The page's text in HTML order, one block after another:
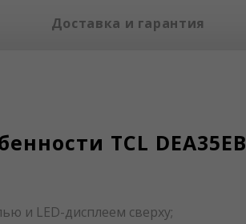
Доставка и гарантия
TCL DEA35EB
и LED-дисплеем сверху;